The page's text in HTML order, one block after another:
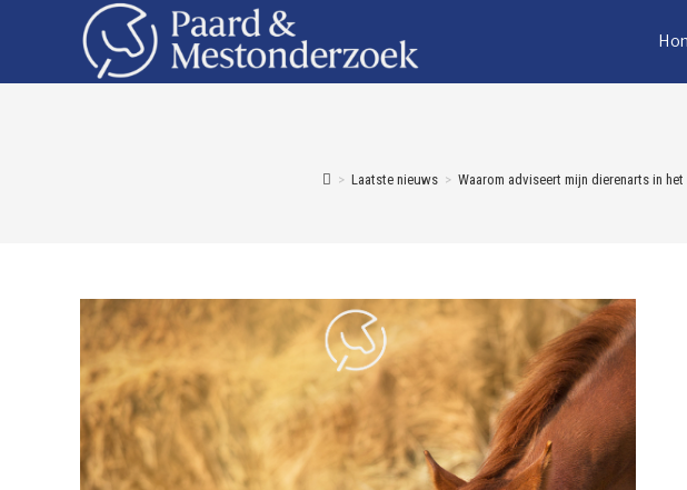
> Laatste nieuws > Waarom adviseert mijn dierenarts in